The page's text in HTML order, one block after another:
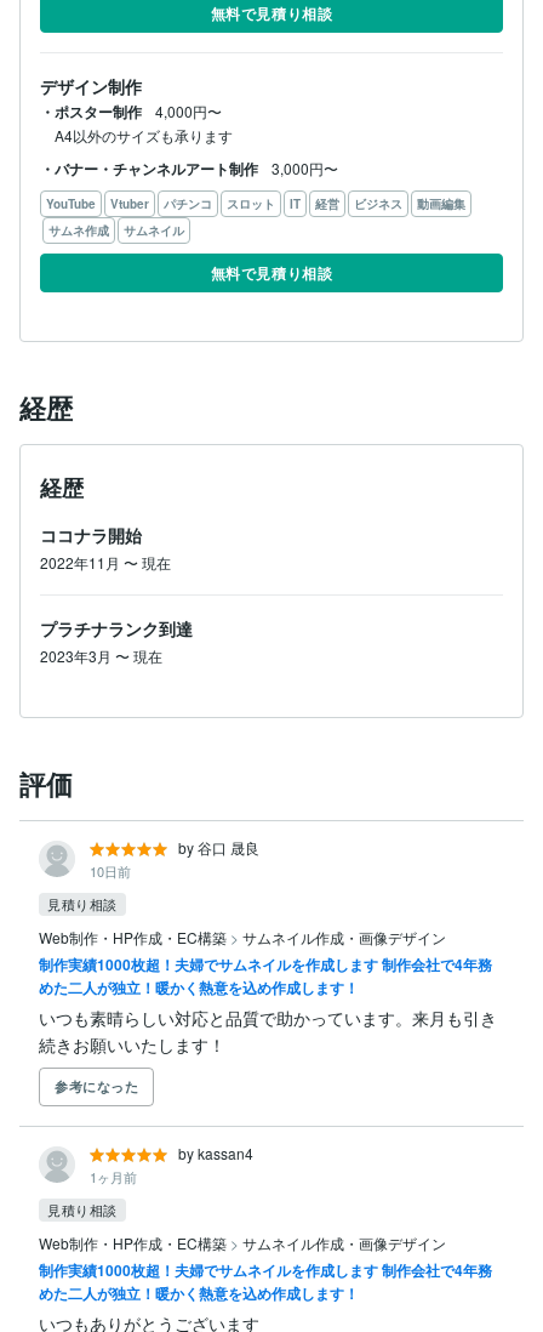
無料で見積り相談
デザイン制作
・ポスター制作
4,000円〜
A4以外のサイズも承ります
・バナー・チャンネルアート制作 3,000円〜
YouTube Vtuber パチンコ スロット IT 経営 ビジネス
動画編集
サムネ作成
サムネイル
無料で見積り相談
経歴
経歴
ココナラ開始
2022年11月 〜現在
プラチナランク到達
2023年3月 〜現在
評価
by 谷口 晟良
10日前
見積り相談
Web制作・HP作成・EC構築 > サムネイル作成・画像デザイン
制作実績1000枚超！夫婦でサムネイルを作成します 制作会社で4年務
めた二人が独立！暖かく熱意を込め作成します！
いつも素晴らしい対応と品質で助かっています。来月も引き
続きお願いいたします！
参考になった
by kassan4
1ヶ月前
見積り相談
Web制作・HP作成・EC構築 > サムネイル作成・画像デザイン
制作実績1000枚超！夫婦でサムネイルを作成します 制作会社で4年務
めた二人が独立！暖かく熱意を込め作成します！
いつもありがとうございます